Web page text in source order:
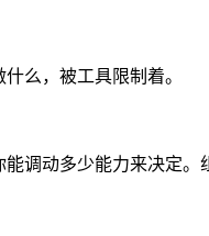
么，被工具限制着。
调动多少能力来决定